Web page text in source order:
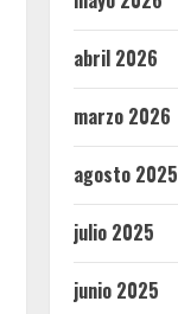
abril 2026
marzo 2026
agosto 2025
julio 2025
junio 2025